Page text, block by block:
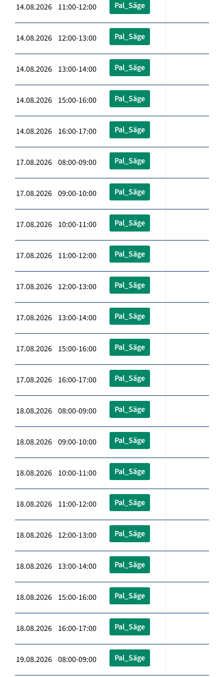
14.08.2026 11:00-12:00 Pal_Säge
14.08.2026 12:00-13:00 Pal_Säge
14.08.2026 13:00-14:00 Pal_Säge
14.08.2026 15:00-16:00 Pal_Säge
14.08.2026 16:00-17:00 Pal_Säge
17.08.2026 08:00-09:00 Pal_Säge
17.08.2026 09:00-10:00 Pal_Säge
17.08.2026 10:00-11:00 Pal_Säge
17.08.2026 11:00-12:00 Pal_Säge
17.08.2026 12:00-13:00 Pal_Säge
17.08.2026 13:00-14:00 Pal_Säge
17.08.2026 15:00-16:00 Pal_Säge
17.08.2026 16:00-17:00 Pal_Säge
18.08.2026 08:00-09:00 Pal_Säge
18.08.2026 09:00-10:00 Pal_Säge
18.08.2026 10:00-11:00 Pal_Säge
18.08.2026 11:00-12:00 Pal_Säge
18.08.2026 12:00-13:00 Pal_Säge
18.08.2026 13:00-14:00 Pal_Säge
18.08.2026 15:00-16:00 Pal_Säge
18.08.2026 16:00-17:00 Pal_Säge
19.08.2026 08:00-09:00 Pal_Säge